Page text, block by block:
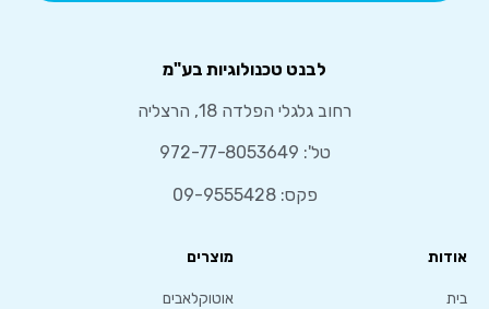
מוצרים
אוטוקלאבים
אודות
בית
לבנט טכנולוגיות בע"מ
רחוב גלגלי הפלדה 18, הרצליה
טל': 972-77-8053649
פקס: 09-9555428